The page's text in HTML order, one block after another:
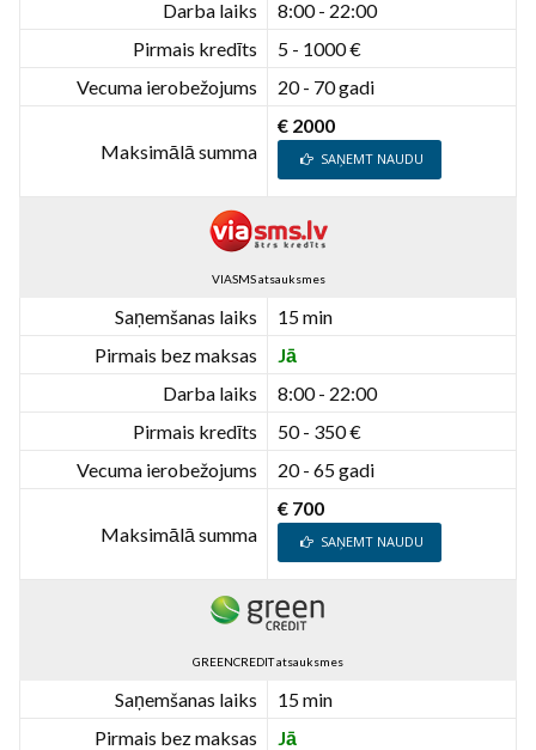
Darba laiks
8:00 - 22:00
Pirmais kredīts
5 - 1000 €
Vecuma ierobežojums
20 - 70 gadi
Maksimālā summa
€ 2000
SAŅEMT NAUDU
VIASMS atsauksmes
Saņemšanas laiks
15 min
Pirmais bez maksas
Jā
Darba laiks
8:00 - 22:00
Pirmais kredīts
50 - 350 €
Vecuma ierobežojums
20 - 65 gadi
Maksimālā summa
€ 700
SAŅEMT NAUDU
GREENCREDIT atsauksmes
Saņemšanas laiks
15 min
Pirmais bez maksas
Jā